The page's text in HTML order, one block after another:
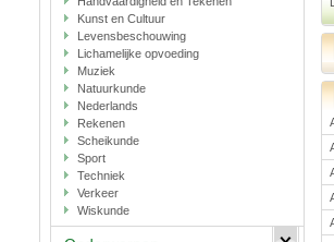
Kunst en Cultuur
Levensbeschouwing
Lichamelijke opvoeding
Muziek
Natuurkunde
Nederlands
Rekenen
Scheikunde
Sport
Techniek
Verkeer
Wiskunde